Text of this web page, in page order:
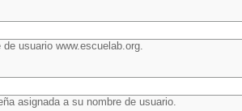
de usuario www.escuelab.org.
asignada a su nombre de usuario.